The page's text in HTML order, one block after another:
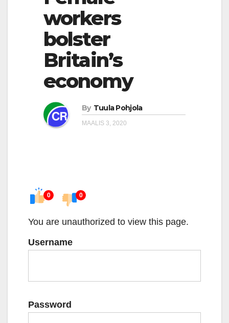
workers
bolster
Britain’s
economy
By Tuula Pohjola
MAALIS 3, 2020
0 0
You are unauthorized to view this page.
Username
Password